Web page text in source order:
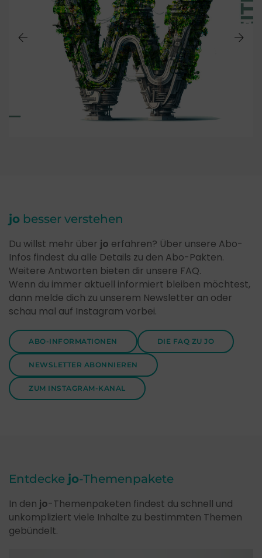
jo besser verstehen
Du willst mehr über jo erfahren? Über unsere Abo-
Infos findest du alle Details zu den Abo-Pakten.
Weitere Antworten bieten dir unsere FAQ.
Wenn du immer aktuell informiert bleiben möchtest,
dann melde dich zu unserem Newsletter an oder
schau mal auf Instagram vorbei.
ABO-INFORMATIONEN DIE FAQ ZU JO
NEWSLETTER ABONNIEREN
ZUM INSTAGRAM-KANAL
Entdecke jo-Themenpakete
In den jo-Themenpaketen findest du schnell und
unkompliziert viele Inhalte zu bestimmten Themen
gebündelt.